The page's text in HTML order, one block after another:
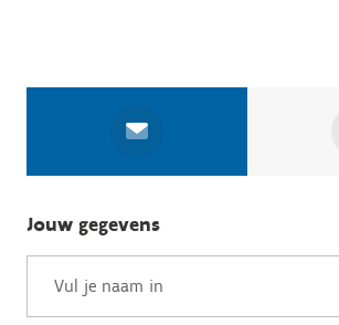
Jouw gegevens